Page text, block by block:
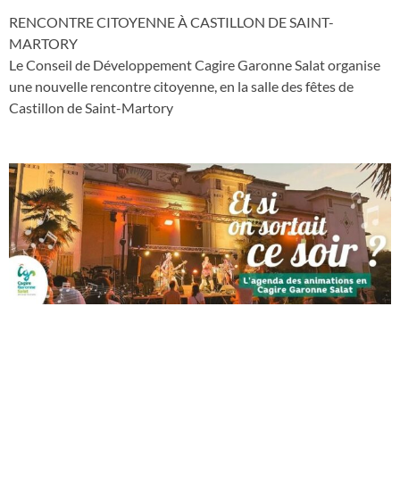
RENCONTRE CITOYENNE À CASTILLON DE SAINT-
MARTORY
Le Conseil de Développement Cagire Garonne Salat organise
une nouvelle rencontre citoyenne, en la salle des fêtes de
Castillon de Saint-Martory